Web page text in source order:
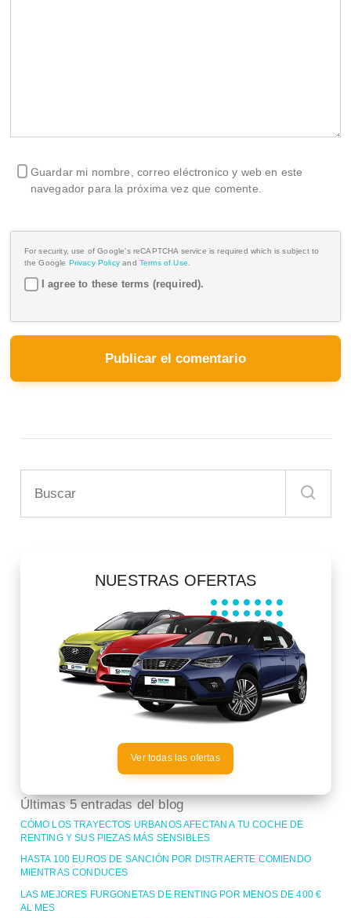
Guardar mi nombre, correo eléctronico y web en este
navegador para la próxima vez que comente.
For security, use of Google's reCAPTCHA service is required which is subject to
the Google Privacy Policy and Terms of Use.
I agree to these terms (required).
NUESTRAS OFERTAS
Ver todas las ofertas
Últimas 5 entradas del blog
CÓMO LOS TRAYECTOS URBANOS AFECTAN A TU COCHE DE
RENTING Y SUS PIEZAS MÁS SENSIBLES
HASTA 100 EUROS DE SANCIÓN POR DISTRAERTE COMIENDO
MIENTRAS CONDUCES
LAS MEJORES FURGONETAS DE RENTING POR MENOS DE 400 €
AL MES